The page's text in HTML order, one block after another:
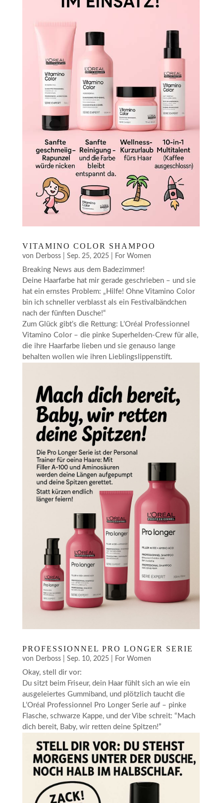
VITAMINO COLOR SHAMPOO
von Derboss| Sep. 25, 2025| For Women
Breaking News aus dem Badezimmer!
Deine Haarfarbe hat mir gerade geschrieben – und sie
hat ein ernstes Problem: „Hilfe! Ohne Vitamino Color
bin ich schneller verblasst als ein Festivalbändchen
nach der fünften Dusche!“
Zum Glück gibt’s die Rettung: L’Oréal Professionnel
Vitamino Color – die pinke Superhelden-Crew für alle,
die ihre Haarfarbe lieben und sie genauso lange
behalten wollen wie ihren Lieblingslippenstift.
PROFESSIONNEL PRO LONGER SERIE
von Derboss| Sep. 10, 2025| For Women
Okay, stell dir vor:
Du sitzt beim Friseur, dein Haar fühlt sich an wie ein
ausgeleiertes Gummiband, und plötzlich taucht die
L’Oréal Professionnel Pro Longer Serie auf – pinke
Flasche, schwarze Kappe, und der Vibe schreit: “Mach
dich bereit, Baby, wir retten deine Spitzen!”